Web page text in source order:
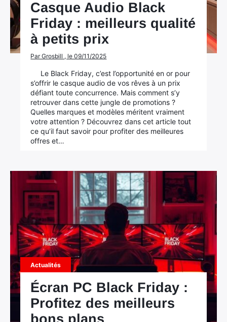
Casque Audio Black
Friday : meilleurs qualité
à petits prix
Par Grosbill , le 09/11/2025
Le Black Friday, c’est l’opportunité en or pour
s’offrir le casque audio de vos rêves à un prix
défiant toute concurrence. Mais comment s’y
retrouver dans cette jungle de promotions ?
Quelles marques et modèles méritent vraiment
votre attention ? Découvrez dans cet article tout
ce qu’il faut savoir pour profiter des meilleures
offres et…
Actualités
Écran PC Black Friday :
Profitez des meilleurs
bons plans